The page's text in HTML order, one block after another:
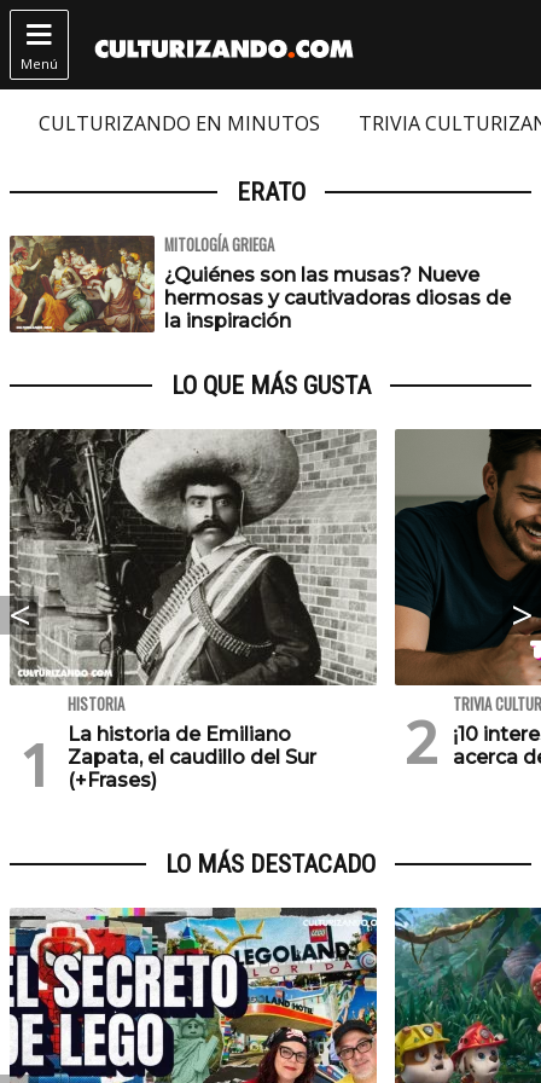

Menú
CULTURIZANDO EN MINUTOS TRIVIA
ERATO
MITOLOGÍA GRIEGA
¿Quiénes son las musas? Nueve
hermosas y cautivadoras diosas de
la inspiración
LO QUE MÁS GUSTA
HISTORIA
La historia de Emiliano
Zapata, el caudillo del Sur
(+Frases)
TRIVIA
¡10
acerca
LO MÁS DESTACADO